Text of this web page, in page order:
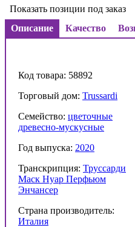
Показать позиции под заказ
Описание
Качество
Код товара: 58892
Торговый дом: Trussardi
Семейство: цветочные
древесно-мускусные
Год выпуска: 2020
Транскрипция: Труссарди
Маск Нуар Перфьюм
Энчансер
Страна производитель:
Италия